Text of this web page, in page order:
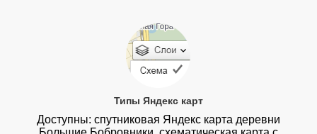
Типы Яндекс карт
Доступны: спутниковая Яндекс карта деревни